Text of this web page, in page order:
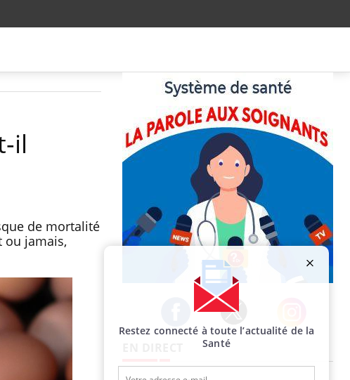
il
de mortalité
ou jamais,
Facebook Twitter Instagram
Restez connecté à toute l’actualité de la
Santé